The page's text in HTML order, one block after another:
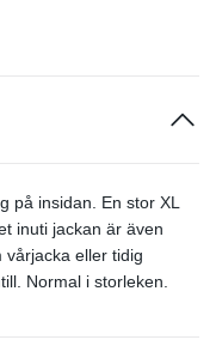
på insidan. En stor XL
inuti jackan är även
eller tidig
Normal i storleken.